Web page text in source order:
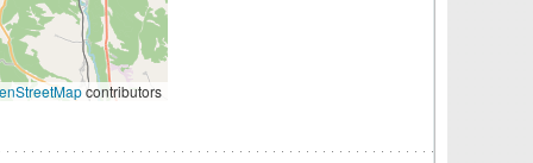
contributors